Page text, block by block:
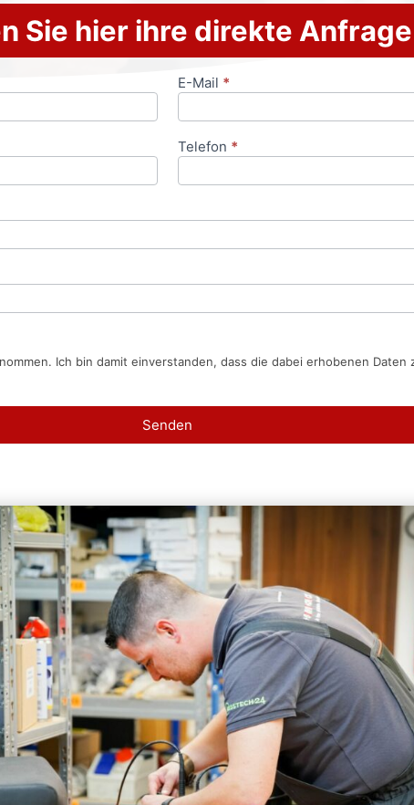
Sie hier ihre direkte Anfrage
E-Mail *
Telefon *
Ich bin damit einverstanden, dass die dabei erhobenen
Senden